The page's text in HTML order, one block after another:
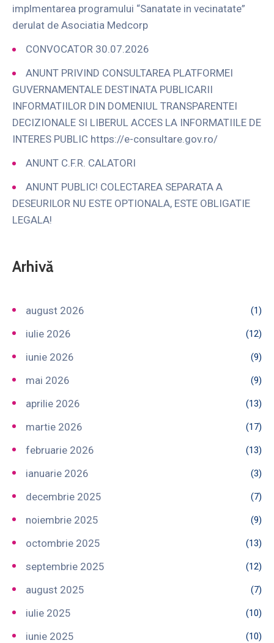
implmentarea programului “Sanatate in vecinatate”
derulat de Asociatia Medcorp
CONVOCATOR 30.07.2026
ANUNT PRIVIND CONSULTAREA PLATFORMEI
GUVERNAMENTALE DESTINATA PUBLICARII
INFORMATIILOR DIN DOMENIUL TRANSPARENTEI
DECIZIONALE SI LIBERUL ACCES LA INFORMATIILE DE
INTERES PUBLIC https://e-consultare.gov.ro/
ANUNT C.F.R. CALATORI
ANUNT PUBLIC! COLECTAREA SEPARATA A
DESEURILOR NU ESTE OPTIONALA, ESTE OBLIGATIE
LEGALA!
Arhivă
august 2026 (1)
iulie 2026 (12)
iunie 2026 (9)
mai 2026 (9)
aprilie 2026 (13)
martie 2026 (17)
februarie 2026 (13)
ianuarie 2026 (3)
decembrie 2025 (7)
noiembrie 2025 (9)
octombrie 2025 (13)
septembrie 2025 (12)
august 2025 (7)
iulie 2025 (10)
iunie 2025 (10)